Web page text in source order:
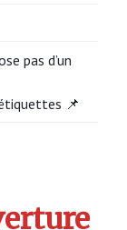
pas d’un
📌